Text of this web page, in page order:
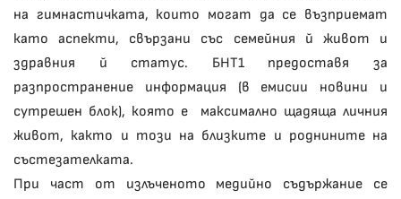
на гимнастичката, които могат да се възприемат
като аспекти, свързани със семейния й живот и
здравния й статус. БНТ1 предоставя за
разпространение информация (в емисии новини и
сутрешен блок), която е максимално щадяща личния
живот, както и този на близките и роднините на
състезателката.
При част от излъченото медийно съдържание се